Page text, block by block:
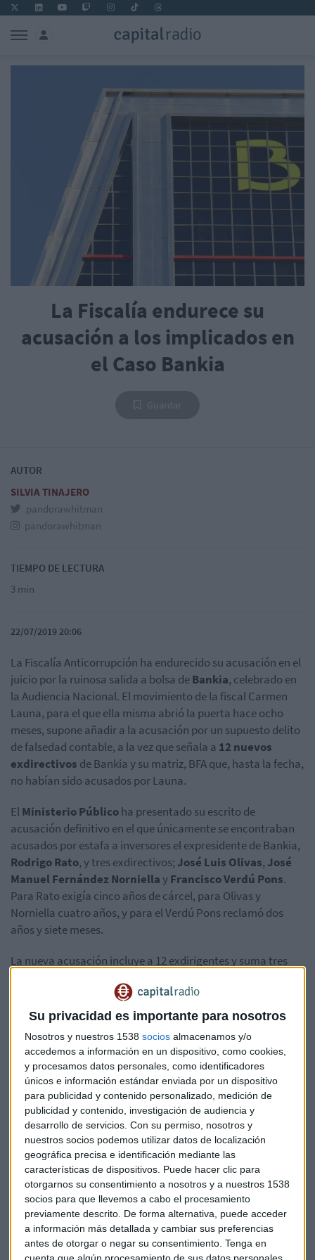
Su privacidad es importante para nosotros
Nosotros y nuestros 1538 socios almacenamos y/o
accedemos a información en un dispositivo, como cookies,
y procesamos datos personales, como identificadores
únicos e información estándar enviada por un dispositivo
para publicidad y contenido personalizado, medición de
publicidad y contenido, investigación de audiencia y
desarrollo de servicios. Con su permiso, nosotros y
nuestros socios podemos utilizar datos de localización
geográfica precisa e identificación mediante las
características de dispositivos. Puede hacer clic para
otorgarnos su consentimiento a nosotros y a nuestros 1538
socios para que llevemos a cabo el procesamiento
previamente descrito. De forma alternativa, puede acceder
a información más detallada y cambiar sus preferencias
antes de otorgar o negar su consentimiento. Tenga en
La Fiscalía endurece su
acusación a los implicados en
el Caso Bankia
AUTOR
SILVIA TINAJERO
pandorawhitman
pandorawhitman
TIEMPO DE LECTURA
3 min
22/07/2019 20:06
La Fiscalía Anticorrupción ha endurecido su acusación en el
juicio por la ruinosa salida a bolsa deBankia, celebrado en
la Audiencia Nacional. El movimiento de la fiscal Carmen
Launa, para el que ella misma abrió la puerta hace ocho
meses, supone añadir a la acusación por un supuesto delito
de falsedad contable, a la vez que señala a 12 nuevos
exdirectivos de Bankia y su matriz, BFA que, hasta la fecha,
no habían sido acusados por Launa.
ElMinisterio Públicoha presentado su escrito de
acusación definitivo en el que únicamente se encontraban
acusados por estafa a inversores el expresidente de Bankia,
Rodrigo Rato, y tres exdirectivos; José Luis Olivas, José
Manuel Fernández NorniellayFrancisco Verdú Pons.
Para Rato exigía cinco años de cárcel, para Olivas y
Norniella cuatro años, y para el Verdú Pons reclamó dos
años y siete meses.
La nueva acusación incluye a 12 exdirigentes y suma tres
quien ya está cumpliendo cuatro años y medio de condena
por el caso de las tarjetas black. La sentencia de Olivas y
Norniella aumenta de cuatro a cinco años, mientras que a
Verdú Pons le han absuelto por el delito de estafa a
inversores, pero se le ha acusado de falsedad contable,
rebajando sus dos años y siete meses de condena a entre
seis y nueve meses.
Entre los 12 exdirigentes incluidos en la nueva sentencia se
encuentran varios integrantes del consejo de BFA y de la
Comisión de Auditoría. Pide dos años y medio de prisión
paraIldefonso Sánchez Barcoj , dos años paraMiguel
Ángel Soria, un año y seis meses paraAlberto Ibáñez
año de prisión sustituible por multa paraAraceli Mora,
Pedro Bedía, Remigio PelliceryJosé García Fuster